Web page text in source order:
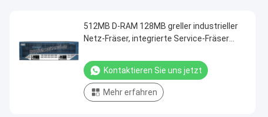
512MB D-RAM 128MB greller industrieller
Netz-Fräser, integrierte Service-Fräser
Kontaktieren Sie uns jetzt
Mehr erfahren